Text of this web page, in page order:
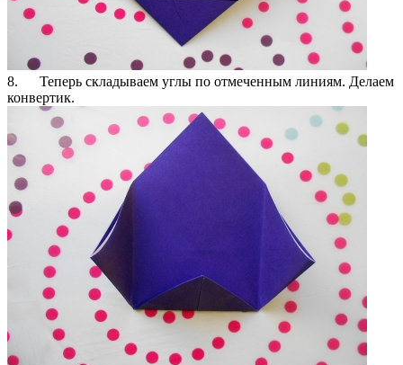
8. Теперь складываем углы по отмеченным линиям. Делаем
конвертик.